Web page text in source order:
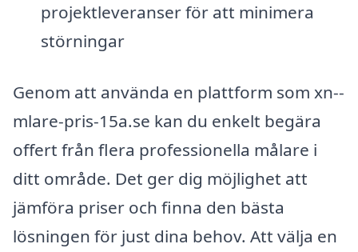
projektleveranser för att minimera
störningar
Genom att använda en plattform som xn--
mlare-pris-15a.se kan du enkelt begära
offert från flera professionella målare i
ditt område. Det ger dig möjlighet att
jämföra priser och finna den bästa
lösningen för just dina behov. Att välja en